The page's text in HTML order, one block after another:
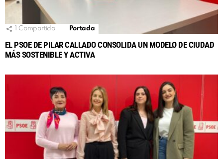
Compartido Portada
EL PSOE DE PILAR CALLADO CONSOLIDA UN MODELO DE CIUDAD
MÁS SOSTENIBLE Y ACTIVA